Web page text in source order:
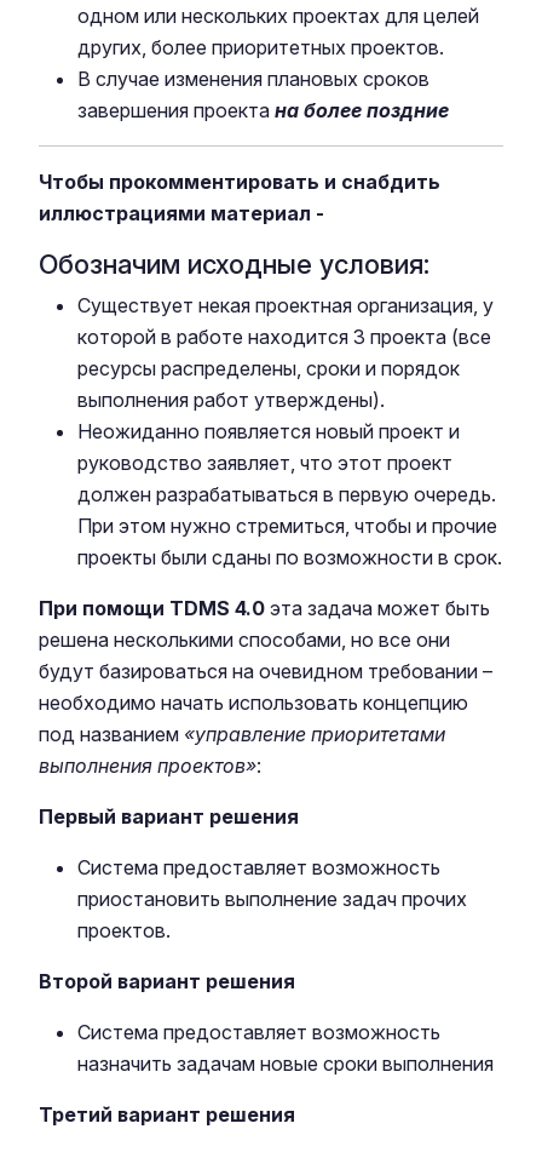
одном или нескольких проектах для целей
других, более приоритетных проектов.
В случае изменения плановых сроков
завершения проекта на более поздние
Чтобы прокомментировать и снабдить
иллюстрациями материал -
Обозначим исходные условия:
Существует некая проектная организация, у
которой в работе находится 3 проекта (все
ресурсы распределены, сроки и порядок
выполнения работ утверждены).
Неожиданно появляется новый проект и
руководство заявляет, что этот проект
должен разрабатываться в первую очередь.
При этом нужно стремиться, чтобы и прочие
проекты были сданы по возможности в срок.
При помощи TDMS 4.0 эта задача может быть
решена несколькими способами, но все они
будут базироваться на очевидном требовании –
необходимо начать использовать концепцию
под названием «управление приоритетами
выполнения проектов»:
Первый вариант решения
Система предоставляет возможность
приостановить выполнение задач прочих
проектов.
Второй вариант решения
Система предоставляет возможность
назначить задачам новые сроки выполнения
Третий вариант решения